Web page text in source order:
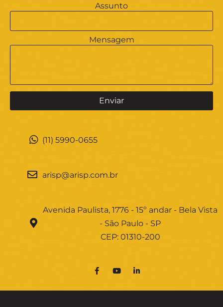
Assunto
Mensagem
(11) 5990-0655
arisp@arisp.com.br
Avenida Paulista, 1776 - 15º andar - Bela Vista
- São Paulo - SP
CEP: 01310-200